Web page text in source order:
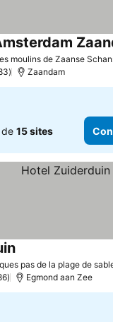
moulins de Zaanse
Zaandam
15 sites
pas de la plage de
Egmond aan Zee